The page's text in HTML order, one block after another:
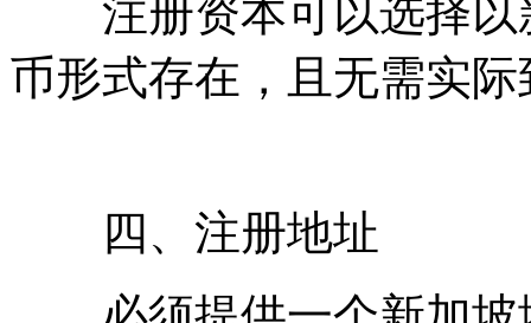
注册资本可以选择以
币形式存在，且无需实际
四、注册地址